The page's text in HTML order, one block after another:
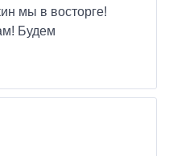
мы в восторге!
Будем